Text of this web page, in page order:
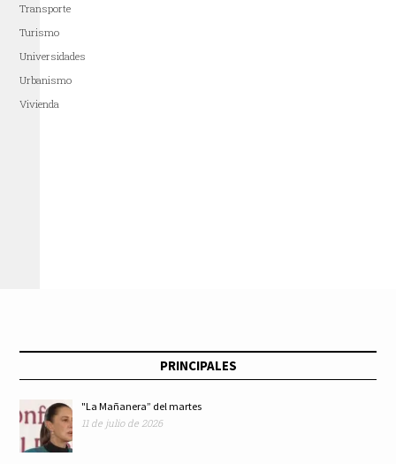
Transporte
Turismo
Universidades
Urbanismo
Vivienda
PRINCIPALES
"La Mañanera” del martes
11 de julio de 2026